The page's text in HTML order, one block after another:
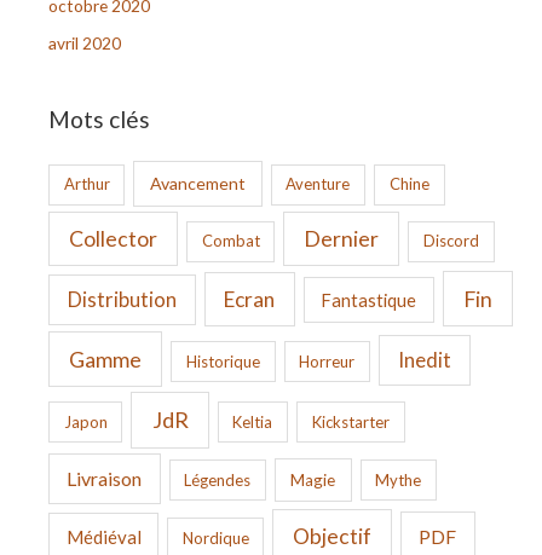
octobre 2020
avril 2020
Mots clés
Arthur Avancement Aventure Chine
Collector Combat Dernier Discord
Distribution Ecran Fantastique Fin
Gamme Historique Horreur Inedit
Japon JdR Keltia Kickstarter
Livraison Légendes Magie Mythe
Médiéval Nordique Objectif PDF